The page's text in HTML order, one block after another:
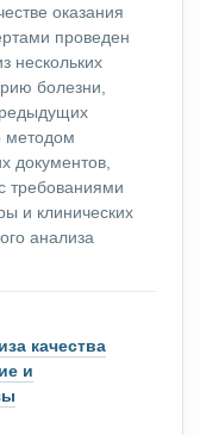
оказания
проведен
нескольких
болезни,
методом
документов,
требованиями
и клинических
анализа
качества
и